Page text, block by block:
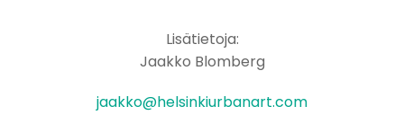
Lisätietoja:
Jaakko Blomberg
jaakko@helsinkiurbanart.com